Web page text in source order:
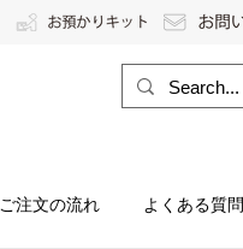
ご注文の流れ よくある質問